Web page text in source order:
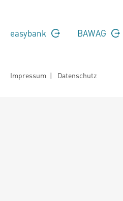
easybank BAWAG
Impressum | Datenschutz